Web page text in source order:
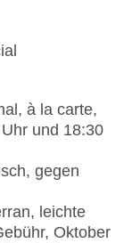
à la carte,
und 18:30
gegen
leichte
Oktober